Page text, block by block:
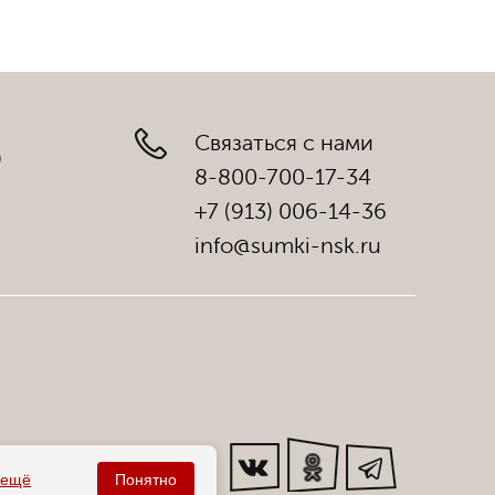
Связаться с нами
8-800-700-17-34
+7 (913) 006-14-36
info@sumki-nsk.ru
Мы в соц. сетях:
ещё Понятно